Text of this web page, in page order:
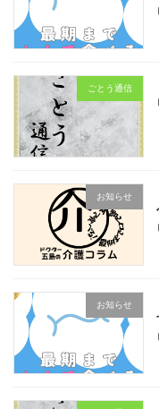
ごとう通信
お知らせ
お知らせ